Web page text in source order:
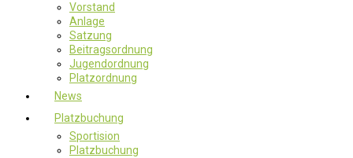
Vorstand
Anlage
Satzung
Beitragsordnung
Jugendordnung
Platzordnung
News
Platzbuchung
Sportision
Platzbuchung